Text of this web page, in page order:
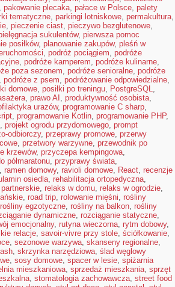
, pakowanie plecaka, pałace w Polsce, palety
tematyczne, parkingi lotniskowe, permakultura,
, pieczenie ciast, pieczywo bezglutenowe,
sukulentów, pierwsza pomoc
posiłków, planowanie zakupów, pleśń w
, podróż pociągiem, podróże
, podróże kamperem, podróże kulinarne,
poza sezonem, podróże senioralne, podróże
podróże z psem, podróżowanie odpowiedzialne,
domowe, posiłki po treningu, PostgreSQL,
, prawo AI , produktywność osobista,
urazów, programowanie C sharp,
, programowanie Kotlin, programowanie PHP,
, projekt ogrodu przydomowego, prompt
odbiorczy, przeprawy promowe, przerwy
, przetwory warzywne, przewodnik po
krzewów, przyczepa kempingowa,
półmaratonu, przyprawy świata,
, ramen domowy, ravioli domowe, React, recenzje
osiedla, rehabilitacja ortopedyczna,
, relaks w domu, relaks w ogrodzie,
, road trip, rolowanie mięśni, rośliny
rośliny egzotyczne, rośliny na balkon, rośliny
dynamiczne, rozciąganie statyczne,
emocjonalny, rutyna wieczorna, rytm dobowy,
relacje, savoir-vivre przy stole, ściółkowanie,
, sezonowe warzywa, skanseny regionalne,
, skrzynka narzędziowa, ślad węglowy
, sosy domowe, spacer w lesie, spiżarnia
mieszkaniowa, sprzedaż mieszkania, sprzęt
, stomatologia zachowawcza, street food